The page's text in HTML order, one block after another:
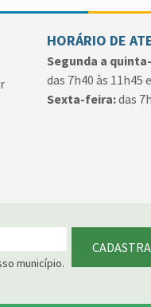
HORÁRIO DE
Segunda a
das 7h40 às 11h45
Sexta-feira:das
município.